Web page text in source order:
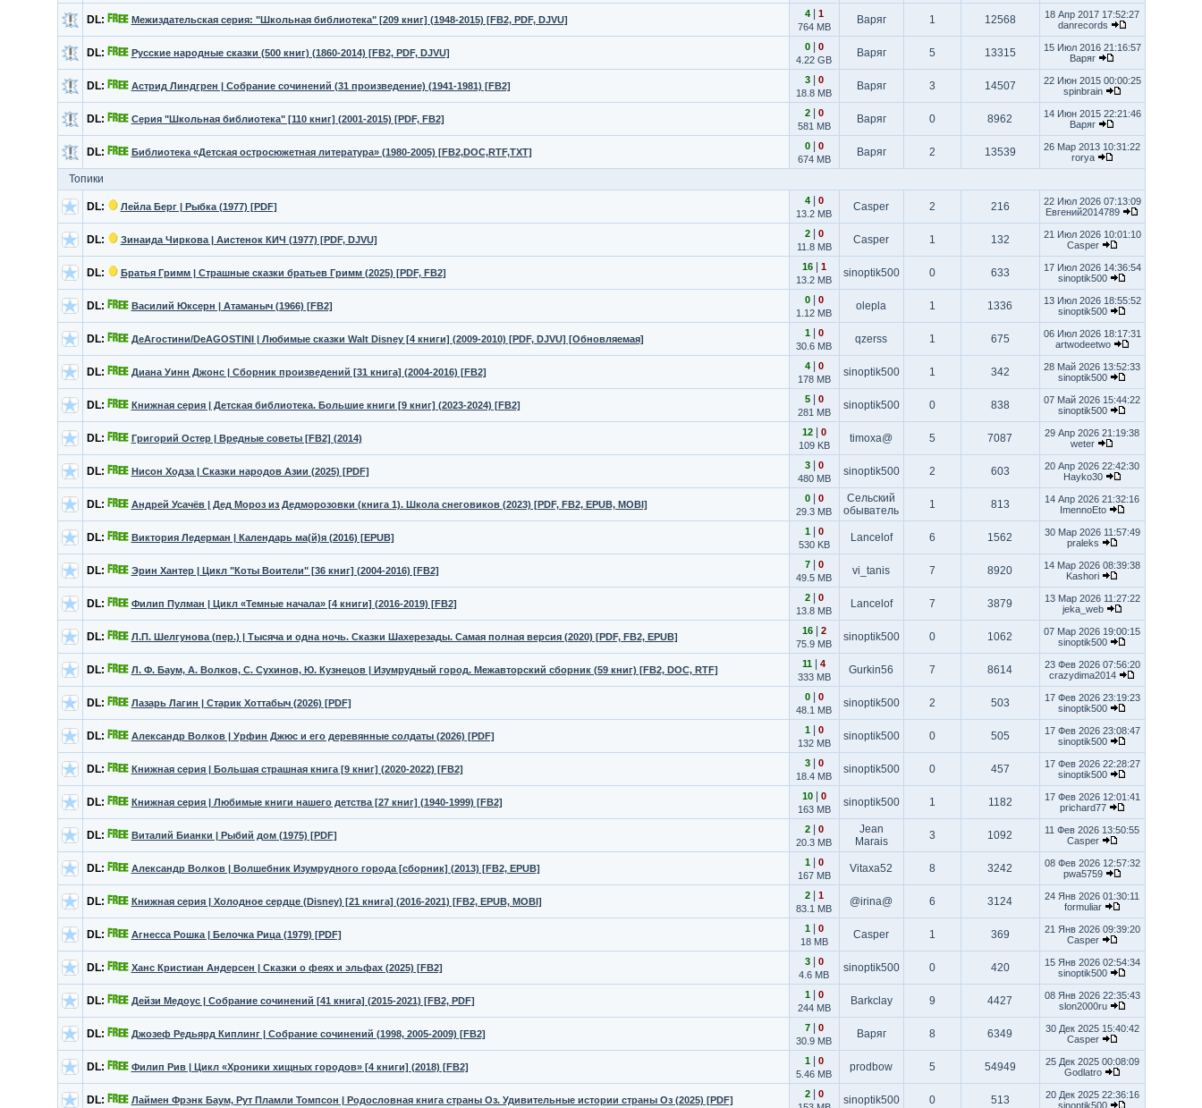
DL: Межиздательская cерия: "Школьная библиотека" [209 книг] (1948-2015) [FB2, PDF, DJVU]
4|
1
764 MB
Варяг 1 12568
18 Апр 2017 17:52:27
danrecords
DL: Русские народные сказки (500 книг) (1860-2014) [FB2, PDF, DJVU]
0|
0
4.22 GB
Варяг 5 13315
15 Июл 2016 21:16:57
Варяг
DL: Астрид Линдгрен | Собрание сочинений (31 произведение) (1941-1981) [FB2]
3|
0
18.8 MB
Варяг 3 14507
22 Июн 2015 00:00:25
spinbrain
DL: Серия "Школьная библиотека" [110 книг] (2001-2015) [PDF, FB2]
2|
0
581 MB
Варяг 0 8962
14 Июн 2015 22:21:46
Варяг
DL: Библиотека «Детская остросюжетная литература» (1980-2005) [FB2,DOC,RTF,TXT]
0|
0
674 MB
Варяг 2 13539
26 Мар 2013 10:31:22
rorya
Топики
DL: Лейла Берг | Рыбка (1977) [PDF]
4|
0
13.2 MB
Casper 2 216
22 Июл 2026 07:13:09
Евгений2014789
DL: Зинаида Чиркова | Аистенок КИЧ (1977) [PDF, DJVU]
2|
0
11.8 MB
Casper 1 132
21 Июл 2026 10:01:10
Casper
DL: Братья Гримм | Страшные сказки братьев Гримм (2025) [PDF, FB2]
16|
1
13.2 MB
sinoptik500 0 633
17 Июл 2026 14:36:54
sinoptik500
DL: Василий Юксерн | Атаманыч (1966) [FB2]
0|
0
1.12 MB
olepla 1 1336
13 Июл 2026 18:55:52
sinoptik500
DL: ДеАгостини/DeAGOSTINI | Любимые сказки Walt Disney [4 книги] (2009-2010) [PDF, DJVU] [Обновляемая]
1|
0
30.6 MB
qzerss 1 675
06 Июл 2026 18:17:31
artwodeetwo
DL: Диана Уинн Джонс | Сборник произведений [31 книга] (2004-2016) [FB2]
4|
0
178 MB
sinoptik500 1 342
28 Май 2026 13:52:33
sinoptik500
DL: Книжная серия | Детская библиотека. Большие книги [9 книг] (2023-2024) [FB2]
5|
0
281 MB
sinoptik500 0 838
07 Май 2026 15:44:22
sinoptik500
DL: Григорий Остер | Вредные советы [FB2] (2014)
12|
0
109 KB
timoxa@ 5 7087
29 Апр 2026 21:19:38
weter
DL: Нисон Ходза | Сказки народов Азии (2025) [PDF]
3|
0
480 MB
sinoptik500 2 603
20 Апр 2026 22:42:30
Hayko30
DL: Андрей Усачёв | Дед Мороз из Дедморозовки (книга 1). Школа снеговиков (2023) [PDF, FB2, EPUB, MOBI]
0|
0
29.3 MB
Сельский
обыватель
1 813
14 Апр 2026 21:32:16
ImennoEto
DL: Виктория Ледерман | Календарь ма(й)я (2016) [EPUB]
1|
0
530 KB
Lancelof 6 1562
30 Мар 2026 11:57:49
praleks
DL: Эрин Хантер | Цикл "Коты Воители" [36 книг] (2004-2016) [FB2]
7|
0
49.5 MB
vi_tanis 7 8920
14 Мар 2026 08:39:38
Kashori
DL: Филип Пулман | Цикл «Темные начала» [4 книги] (2016-2019) [FB2]
2|
0
13.8 MB
Lancelof 7 3879
13 Мар 2026 11:27:22
jeka_web
DL: Л.П. Шелгунова (пер.) | Тысяча и одна ночь. Сказки Шахерезады. Самая полная версия (2020) [PDF, FB2, EPUB]
16|
2
75.9 MB
sinoptik500 0 1062
07 Мар 2026 19:00:15
sinoptik500
DL: Л. Ф. Баум, А. Волков, С. Сухинов, Ю. Кузнецов | Изумрудный город. Межавторский сборник (59 книг) [FB2, DOC, RTF]
11
4
333 MB
Gurkin56 7 8614
23 Фев 2026 07:56:20
crazydima2014
DL: Лазарь Лагин | Старик Хоттабыч (2026) [PDF]
0|
0
48.1 MB
sinoptik500 2 503
17 Фев 2026 23:19:23
sinoptik500
DL: Александр Волков | Урфин Джюс и его деревянные солдаты (2026) [PDF]
1|
0
132 MB
sinoptik500 0 505
17 Фев 2026 23:08:47
sinoptik500
DL: Книжная серия | Большая страшная книга [9 книг] (2020-2022) [FB2]
3|
0
18.4 MB
sinoptik500 0 457
17 Фев 2026 22:28:27
sinoptik500
DL: Книжная серия | Любимые книги нашего детства [27 книг] (1940-1999) [FB2]
10|
0
163 MB
sinoptik500 1 1182
17 Фев 2026 12:01:41
prichard77
DL: Виталий Бианки | Рыбий дом (1975) [PDF]
2|
0
20.3 MB
Jean
Marais
3 1092
11 Фев 2026 13:50:55
Casper
DL: Александр Волков | Волшебник Изумрудного города [сборник] (2013) [FB2, EPUB]
1|
0
167 MB
Vitaxa52 8 3242
08 Фев 2026 12:57:32
pwa5759
DL: Книжная серия | Холодное сердце (Disney) [21 книга] (2016-2021) [FB2, EPUB, MOBI]
2|
1
83.1 MB
@irina@ 6 3124
24 Янв 2026 01:30:11
formuliar
DL: Агнесса Рошка | Белочка Рица (1979) [PDF]
1|
0
18 MB
Casper 1 369
21 Янв 2026 09:39:20
Casper
DL: Ханс Кристиан Андерсен | Сказки о феях и эльфах (2025) [FB2]
3|
0
4.6 MB
sinoptik500 0 420
15 Янв 2026 02:54:34
sinoptik500
DL: Дейзи Медоус | Собрание сочинений [41 книга] (2015-2021) [FB2, PDF]
1|
0
244 MB
Barkclay 9 4427
08 Янв 2026 22:35:43
slon2000ru
DL: Джозеф Редьярд Киплинг | Собрание сочинений (1998, 2005-2009) [FB2]
7|
0
30.9 MB
Варяг 8 6349
30 Дек 2025 15:40:42
Casper
DL: Филип Рив | Цикл «Хроники хищных городов» [4 книги] (2018) [FB2]
1|
0
5.46 MB
prodbow 5 54949
25 Дек 2025 00:08:09
Godlatro
DL: Лаймен Фрэнк Баум, Рут Пламли Томпсон | Родословная книга страны Оз. Удивительные истории страны Оз (2025) [PDF]
2|
0
sinoptik500 0 513
20 Дек 2025 22:36:16
sinoptik500